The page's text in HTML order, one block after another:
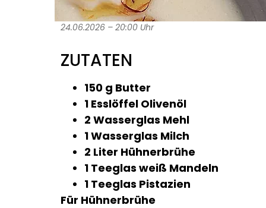
24.06.2026 – 20:00 Uhr
ZUTATEN
150 g Butter
1 Esslöffel Olivenöl
2 Wasserglas Mehl
1 Wasserglas Milch
2 Liter Hühnerbrühe
1 Teeglas weiß Mandeln
1 Teeglas Pistazien
Für Hühnerbrühe